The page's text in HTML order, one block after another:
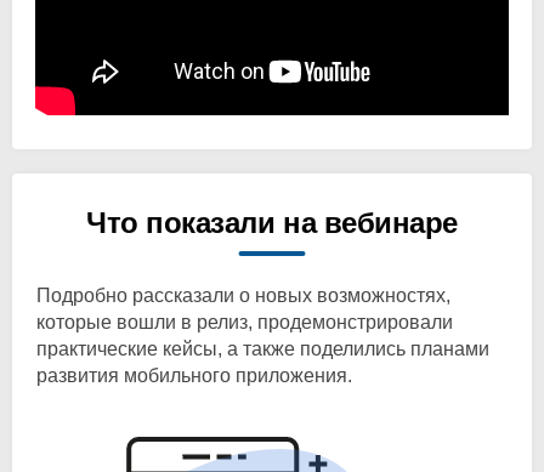
Что показали на вебинаре
Подробно рассказали о новых возможностях,
которые вошли в релиз, продемонстрировали
практические кейсы, а также поделились планами
развития мобильного приложения.